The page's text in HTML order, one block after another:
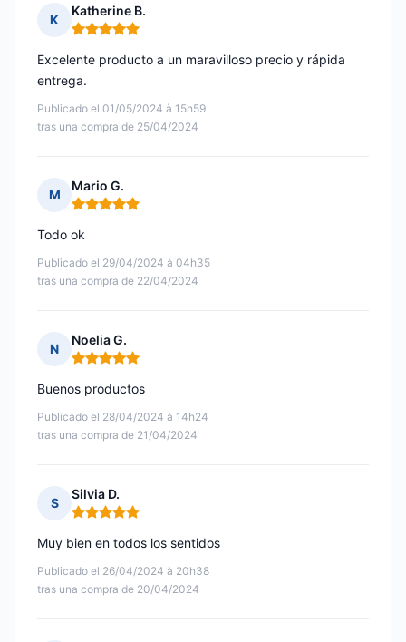
K
Katherine B.
Nota: 5 de 5
Publicado el 01/05/2024 à 15h59
tras una compra de 25/04/2024
Excelente producto a un maravilloso precio y rápida
entrega.
M
Mario G.
Nota: 5 de 5
Publicado el 29/04/2024 à 04h35
tras una compra de 22/04/2024
Todo ok
N
Noelia G.
Nota: 5 de 5
Publicado el 28/04/2024 à 14h24
tras una compra de 21/04/2024
Buenos productos
S
Silvia D.
Nota: 5 de 5
Publicado el 26/04/2024 à 20h38
tras una compra de 20/04/2024
Muy bien en todos los sentidos